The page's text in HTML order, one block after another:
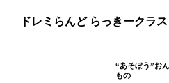
ドレミらんど らっきークラス
“あそぼう”お
もの